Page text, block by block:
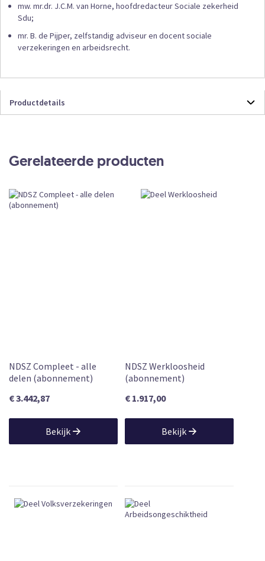
mw. mr.dr. J.C.M. van Horne, hoofdredacteur Sociale zekerheid
Sdu;
mr. B. de Pijper, zelfstandig adviseur en docent sociale
verzekeringen en arbeidsrecht.
Productdetails
Abonnement
Subscription
Gerelateerde producten
NDSZ Compleet - alle
delen (abonnement)
€ 3.442,87
Bekijk
NDSZ Werkloosheid
(abonnement)
€ 1.917,00
Bekijk